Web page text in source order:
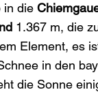
in die
1.367 m, die
Element, es
in den
die Sonne